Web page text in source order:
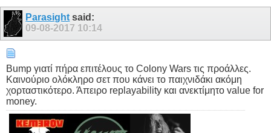
Parasight said:
09-08-2017 10:14
Bump γιατί πήρα επιτέλους το Colony Wars τις προάλλες.
Καινούριο ολόκληρο σετ που κάνει το παιχνιδάκι ακόμη
χορταστικότερο. Άπειρο replayability και ανεκτίμητο value for
money.